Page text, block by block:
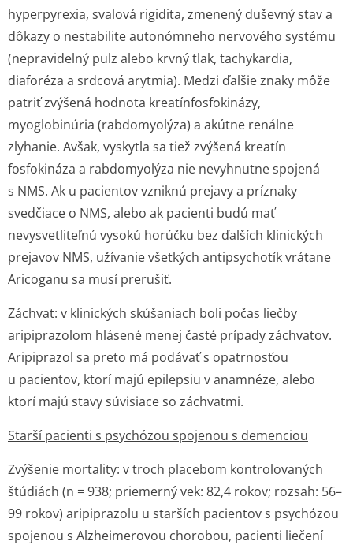
hyperpyrexia, svalová rigidita, zmenený duševný stav a
dôkazy o nestabilite autonómneho nervového systému
(nepravidelný pulz alebo krvný tlak, tachykardia,
diaforéza a srdcová arytmia). Medzi ďalšie znaky môže
patriť zvýšená hodnota kreatínfosfokinázy,
myoglobinúria (rabdomyolýza) a akútne renálne
zlyhanie. Avšak, vyskytla sa tiež zvýšená kreatín
fosfokináza a rabdomyolýza nie nevyhnutne spojená
s NMS. Ak u pacientov vzniknú prejavy a príznaky
svedčiace o NMS, alebo ak pacienti budú mať
nevysvetliteľnú vysokú horúčku bez ďalších klinických
prejavov NMS, užívanie všetkých antipsychotík vrátane
Aricoganu sa musí prerušiť.
Záchvat: v klinických skúšaniach boli počas liečby
aripiprazolom hlásené menej časté prípady záchvatov.
Aripiprazol sa preto má podávať s opatrnosťou
u pacientov, ktorí majú epilepsiu v anamnéze, alebo
ktorí majú stavy súvisiace so záchvatmi.
Starší pacienti s psychózou spojenou s demenciou
Zvýšenie mortality: v troch placebom kontrolovaných
štúdiách (n = 938; priemerný vek: 82,4 rokov; rozsah: 56–
99 rokov) aripiprazolu u starších pacientov s psychózou
spojenou s Alzheimerovou chorobou, pacienti liečení